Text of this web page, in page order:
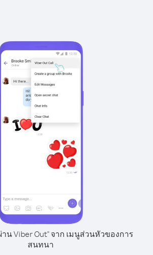
าน Viber Out" จาก เมนูส่วนหัวของการ
สนทนา